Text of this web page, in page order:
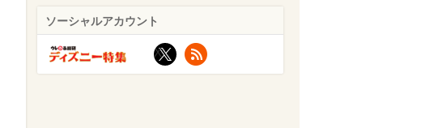
ソーシャルアカウント
X